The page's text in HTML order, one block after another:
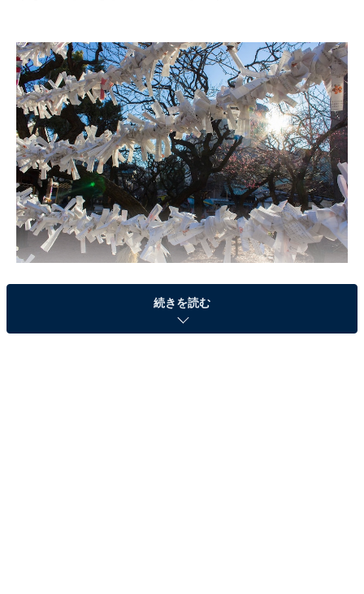
あの手この手で受験生の心身を全力サポートする親たち
の奮闘エピソードをご紹介。
続きを読む